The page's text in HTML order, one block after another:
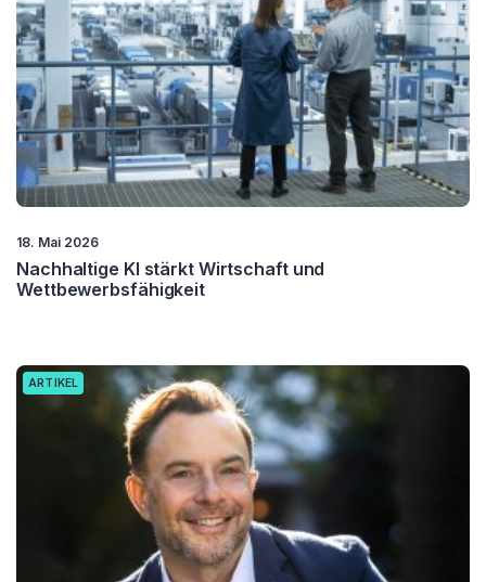
18. Mai 2026
Nachhaltige KI stärkt Wirtschaft und
Wettbewerbsfähigkeit
ARTIKEL